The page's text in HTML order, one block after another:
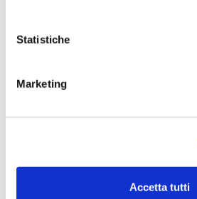
Statistiche
Marketing
Accetta tutti